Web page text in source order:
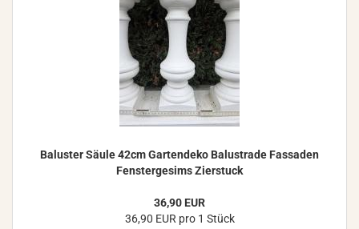
Ba­lus­ter Säule 42cm Gar­ten­de­ko Ba­lus­tra­de Fas­sa­den
Fens­ter­ge­sims Zier­stuck
36,90 EUR
36,90 EUR pro 1 Stück